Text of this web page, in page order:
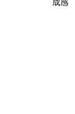
成感